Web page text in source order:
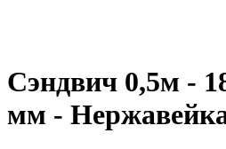
Сэндвич 0,5м -
мм -